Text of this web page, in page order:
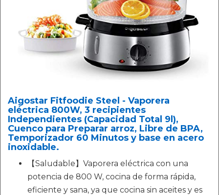
Aigostar Fitfoodie Steel - Vaporera
eléctrica 800W, 3 recipientes
Independientes (Capacidad Total 9l),
Cuenco para Preparar arroz, Libre de BPA,
Temporizador 60 Minutos y base en acero
inoxidable.
【Saludable】Vaporera eléctrica con una
potencia de 800 W, cocina de forma rápida,
eficiente y sana, ya que cocina sin aceites y es